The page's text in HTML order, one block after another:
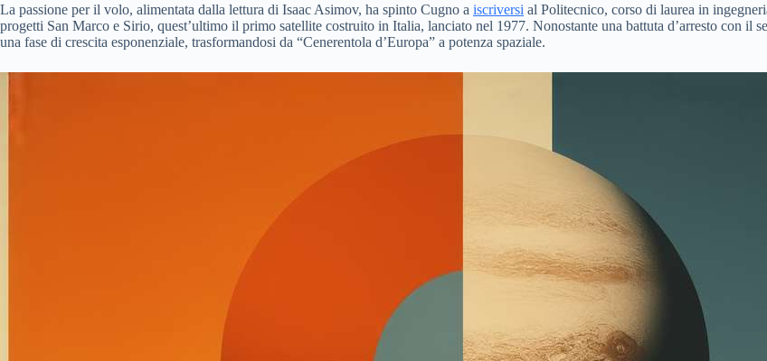
La passione per il volo, alimentata dalla lettura di Isaac Asimov, ha spinto Cugno a iscriversi al Politecnico, corso di laurea in
progetti San Marco e Sirio, quest’ultimo il primo satellite costruito in Italia, lanciato nel 1977. Nonostante una battuta d’arresto con
una fase di crescita esponenziale, trasformandosi da “Cenerentola d’Europa” a potenza spaziale.